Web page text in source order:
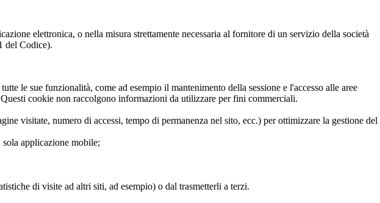
elettronica, o nella misura strettamente necessaria al fornitore di un servizio della società
del Codice).
le sue funzionalità, come ad esempio il mantenimento della sessione e l'accesso alle aree
cookie non raccolgono informazioni da utilizzare per fini commerciali.
visitate, numero di accessi, tempo di permanenza nel sito, ecc.) per ottimizzare la gestione del
applicazione mobile;
di visite ad altri siti, ad esempio) o dal trasmetterli a terzi.